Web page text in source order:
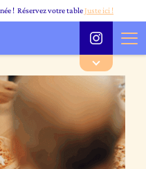
! Réservez votre tableJuste ici !